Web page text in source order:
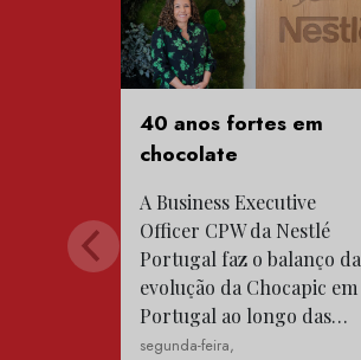
40 anos fortes em
chocolate
A Business Executive
Officer CPW da Nestlé
Portugal faz o balanço da
evolução da Chocapic em
Portugal ao longo das…
segunda-feira,